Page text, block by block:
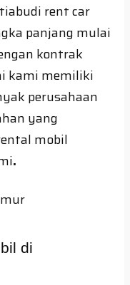
rent car
panjang mulai
kontrak
kami memiliki
perusahaan
yang
mobil
.
di